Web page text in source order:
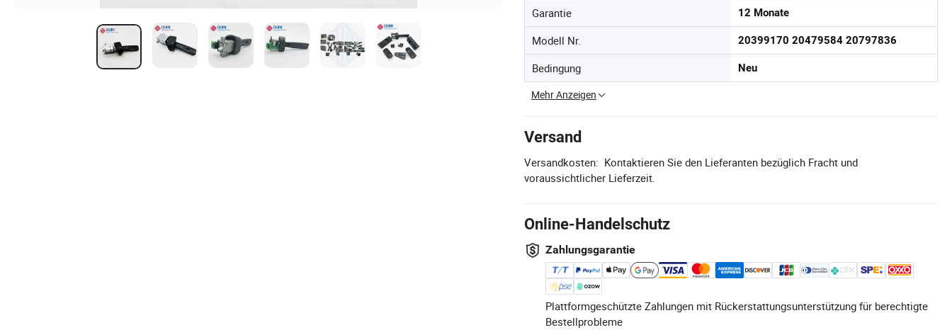
Garantie 12 Monate
Modell Nr. 20399170 20479584 20797836
Bedingung Neu
Mehr Anzeigen
Versand
Versandkosten: Kontaktieren Sie den Lieferanten bezüglich Fracht und
voraussichtlicher Lieferzeit.
Online-Handelschutz
Zahlungsgarantie
Plattformgeschützte Zahlungen mit Rückerstattungsunterstützung für berechtigte
Bestellprobleme